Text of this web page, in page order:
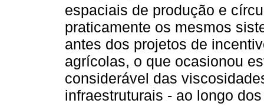
espaciais de produção e
praticamente os mesmos
antes dos projetos de
agrícolas, o que ocasionou
considerável das
infraestruturais - ao longo